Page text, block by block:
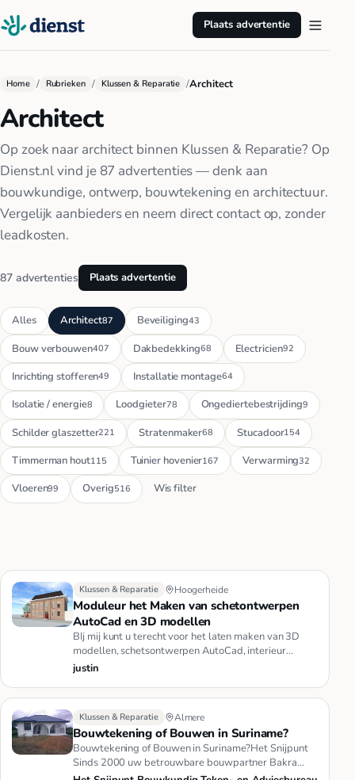
Plaats advertentie
Home / Rubrieken / Klussen & Reparatie /Architect
Architect
Op zoek naar architect binnen Klussen & Reparatie? Op
Dienst.nl vind je 87 advertenties — denk aan
bouwkundige, ontwerp, bouwtekening en architectuur.
Vergelijk aanbieders en neem direct contact op, zonder
leadkosten.
87 advertenties Plaats advertentie
Alles Architect87 Beveiliging43
Bouw verbouwen407 Dakbedekking68 Electricien92
Inrichting stofferen49 Installatie montage64
Isolatie / energie8 Loodgieter78 Ongediertebestrijding9
Schilder glaszetter221 Stratenmaker68 Stucadoor154
Timmerman hout115 Tuinier hovenier167 Verwarming32
Vloeren99 Overig516 Wis filter
Klussen & Reparatie Hoogerheide
Moduleur het Maken van schetontwerpen
AutoCad en 3D modellen
BIj mij kunt u terecht voor het laten maken van 3D
modellen, schetsontwerpen AutoCad, interieur
impressies en dergelijke…
justin
Klussen & Reparatie Almere
Bouwtekening of Bouwen in Suriname?
Bouwtekening of Bouwen in Suriname?Het Snijpunt
Sinds 2000 uw betrouwbare bouwpartner Bakra
sturu, Nengre bangi?uw droom…